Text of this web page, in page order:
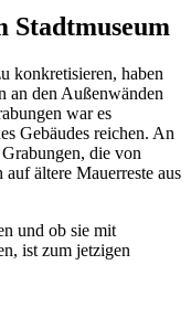
Stadtmuseum
konkretisieren, haben
an den Außenwänden
war es
Gebäudes reichen. An
die von
ältere Mauerreste aus
und ob sie mit
ist zum jetzigen